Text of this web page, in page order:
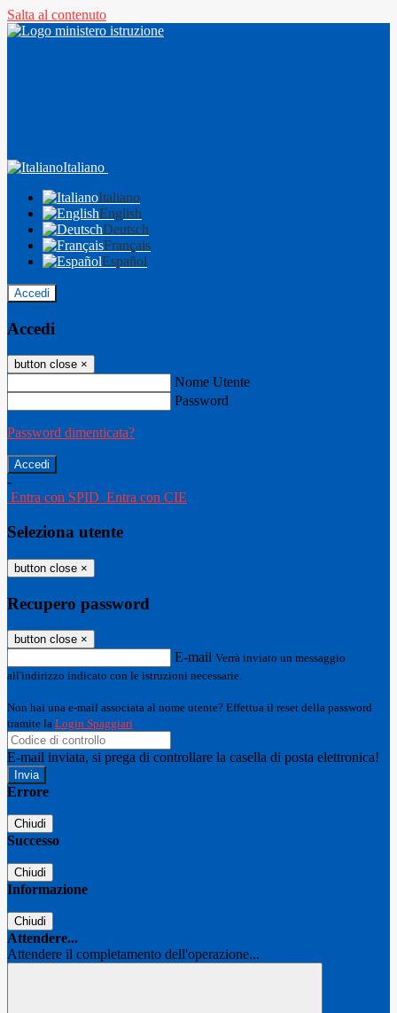
Salta al contenuto
Italiano
Italiano
English
Deutsch
Français
Español
Accedi
Accedi
button close ×
Nome Utente
Password
Password dimenticata?
-
Entra con SPID Entra con CIE
Seleziona utente
button close ×
Recupero password
button close ×
E-mail Verrà inviato un messaggio
all'indirizzo indicato con le istruzioni necessarie.
Non hai una e-mail associata al nome utente? Effettua il reset della password
tramite la Login Spaggiari
E-mail inviata, si prega di controllare la casella di posta elettronica!
Errore
Chiudi
Successo
Chiudi
Informazione
Chiudi
Attendere...
Attendere il completamento dell'operazione...